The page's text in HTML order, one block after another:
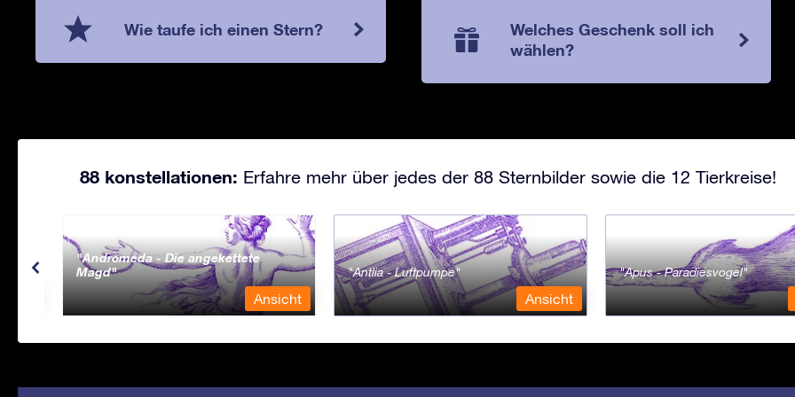
Wie taufe ich einen Stern?
Welches Geschenk soll ich
wählen?
88 konstellationen: Erfahre mehr über jedes der 88 Sternbilder sowie die 12 Tierkreise!
Andromeda - Die angekettete
Magd
Ansicht
Antlia - Luftpumpe
Ansicht
Apus - Paradiesvogel